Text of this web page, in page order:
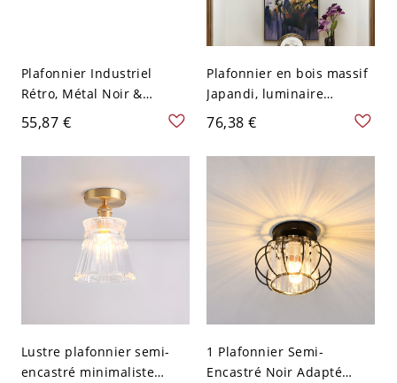
Plafonnier Industriel
Rétro, Métal Noir &
Finition Laiton pour
Couloir ou Cuisine - 110 V-
120 V 25,4 cm Lanterne
55,87 €
Plafonnier en bois massif
Japandi, luminaire
géométrique zen avec
abat-jour en verre dépoli -
110 V-120 V Lanterne
76,38 €
Lustre plafonnier semi-
encastré minimaliste
1 Plafonnier Semi-
Encastré Noir Adapté